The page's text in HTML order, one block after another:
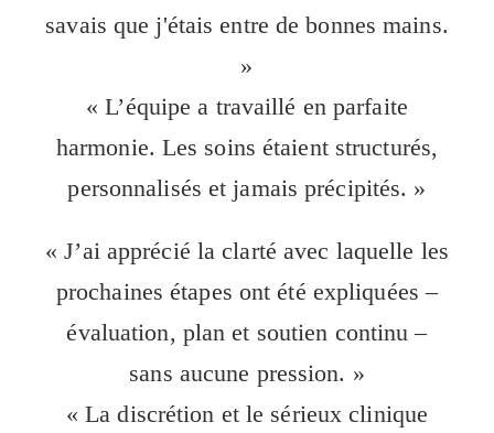
savais que j'étais entre de bonnes mains.
»
« L’équipe a travaillé en parfaite
harmonie. Les soins étaient structurés,
personnalisés et jamais précipités. »
« J’ai apprécié la clarté avec laquelle les
prochaines étapes ont été expliquées –
évaluation, plan et soutien continu –
sans aucune pression. »
« La discrétion et le sérieux clinique